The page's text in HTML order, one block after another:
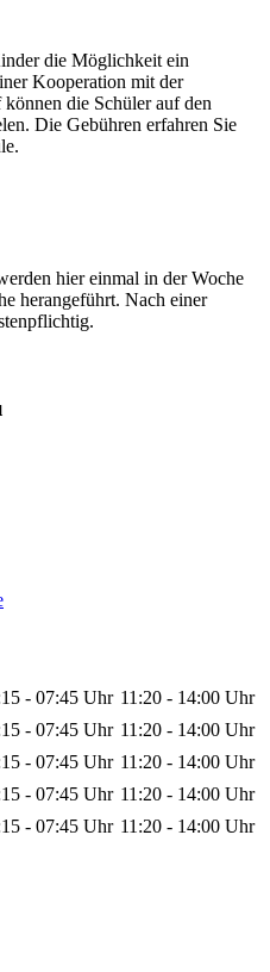
die Möglichkeit ein
Kooperation mit der
die Schüler auf den
Die Gebühren erfahren Sie
hier einmal in der Woche
herangeführt. Nach einer
- 07:45 Uhr 11:20 - 14:00 Uhr
- 07:45 Uhr 11:20 - 14:00 Uhr
- 07:45 Uhr 11:20 - 14:00 Uhr
- 07:45 Uhr 11:20 - 14:00 Uhr
- 07:45 Uhr 11:20 - 14:00 Uhr